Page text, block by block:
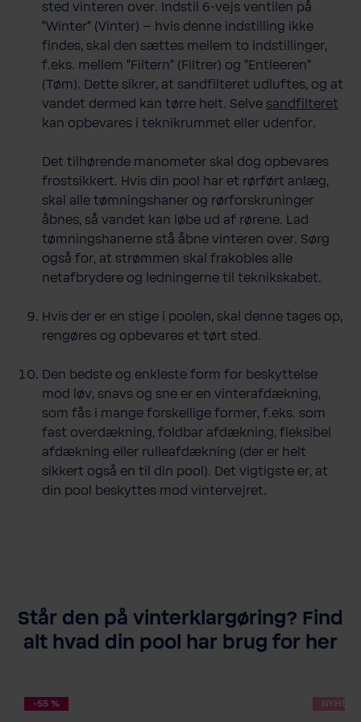
sted vinteren over. Indstil 6-​vejs ventilen på
"Winter" (Vinter) – hvis denne indstilling ikke
findes, skal den sættes mellem to indstillinger,
f.eks. mellem "Filtern" (Filtrer) og "Entleeren"
(Tøm). Dette sikrer, at sandfilteret udluftes, og at
vandet dermed kan tørre helt. Selve sandfilteret
kan opbevares i teknikrummet eller udenfor.
Det tilhørende manometer skal dog opbevares
frostsikkert. Hvis din pool har et rørført anlæg,
skal alle tømningshaner og rørforskruninger
åbnes, så vandet kan løbe ud af rørene. Lad
tømningshanerne stå åbne vinteren over. Sørg
også for, at strømmen skal frakobles alle
netafbrydere og ledningerne til teknikskabet.
Hvis der er en stige i poolen, skal denne tages op,
rengøres og opbevares et tørt sted.
Den bedste og enkleste form for beskyttelse
mod løv, snavs og sne er en vinterafdækning,
som fås i mange forskellige former, f.eks. som
fast overdækning, foldbar afdækning, fleksibel
afdækning eller rulleafdækning (der er helt
sikkert også en til din pool). Det vigtigste er, at
din pool beskyttes mod vintervejret.
Står den på vinterklargøring? Find
alt hvad din pool har brug for her
-55 % NYHED!